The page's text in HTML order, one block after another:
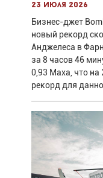
23 июля 2026
Бизнес-джет
новый рекорд
Анджелеса в
за 8 часов 46
0,93 Маха, что
рекорд для